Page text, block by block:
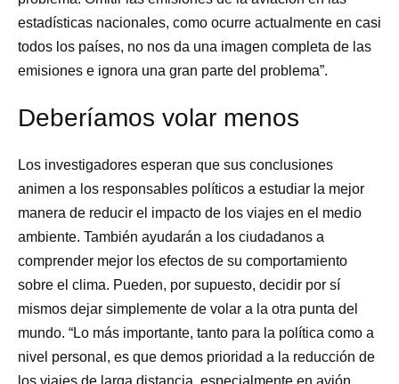
estadísticas nacionales, como ocurre actualmente en casi
todos los países, no nos da una imagen completa de las
emisiones e ignora una gran parte del problema”.
Deberíamos volar menos
Los investigadores esperan que sus conclusiones
animen a los responsables políticos a estudiar la mejor
manera de reducir el impacto de los viajes en el medio
ambiente. También ayudarán a los ciudadanos a
comprender mejor los efectos de su comportamiento
sobre el clima. Pueden, por supuesto, decidir por sí
mismos dejar simplemente de volar a la otra punta del
mundo. “Lo más importante, tanto para la política como a
nivel personal, es que demos prioridad a la reducción de